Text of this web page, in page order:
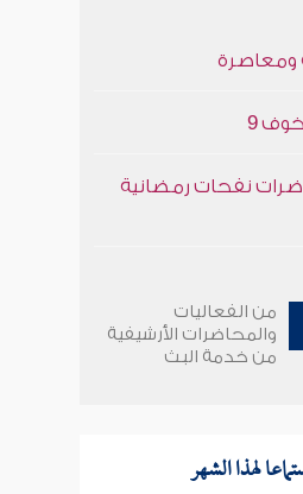
9
نفحات رمضانية
من الفعاليات
والمحاضرات الأرشيفية
من خدمة البث
لهذا الشهر